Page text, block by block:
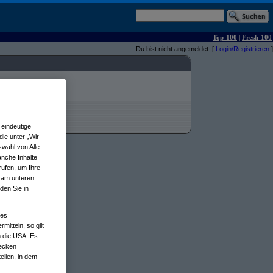
Top-100 | Fresh-100
Du bist nicht angemeldet. [ Login/Registrieren ]
unter „Wir
von Alle
Inhalte
um Ihre
unteren
Sie in
so gilt
die USA. Es
in dem